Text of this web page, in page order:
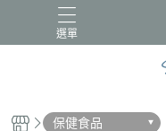
選單
#新品上市 CÓCOES
保健食品